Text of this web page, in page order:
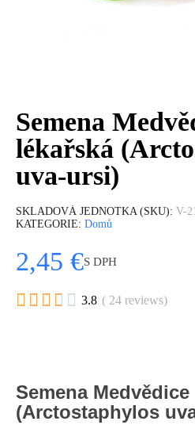
Semena
lékařská
uva-ursi)
SKLADOVÁ JEDNOTKA (SKU) V-
KATEGORIE Domů
2,45 €S DPH
     3.8 ( 24 reviews)
Semena
(Arctostaphylos